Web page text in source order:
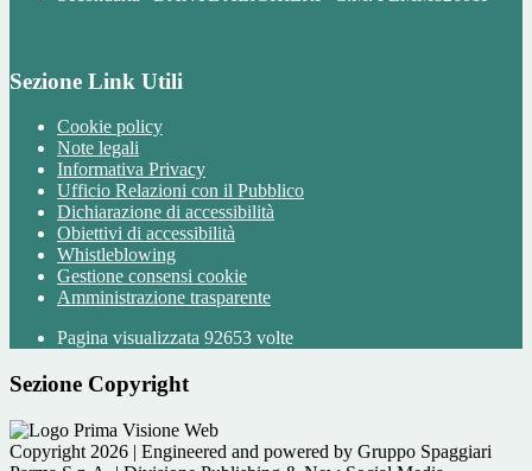
Sezione Link Utili
Cookie policy
Note legali
Informativa Privacy
Ufficio Relazioni con il Pubblico
Dichiarazione di accessibilità
Obiettivi di accessibilità
Whistleblowing
Gestione consensi cookie
Amministrazione trasparente
Pagina visualizzata 92653 volte
Sezione Copyright
Copyright 2026 | Engineered and powered by Gruppo Spaggiari